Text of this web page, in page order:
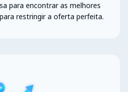
para encontrar as melhores
restringir a oferta perfeita.